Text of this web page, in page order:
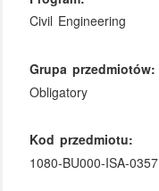
Civil Engineering
Grupa przedmiotów:
Obligatory
Kod przedmiotu:
1080-BU000-ISA-0357